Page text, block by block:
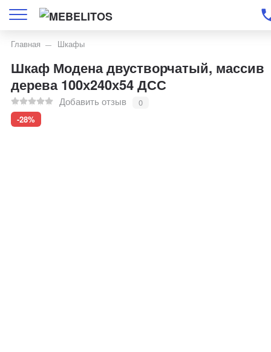
Главная Шкафы
Шкаф Модена двустворчатый, массив
дерева 100х240х54 ДСС
Добавить отзыв
0
-28%